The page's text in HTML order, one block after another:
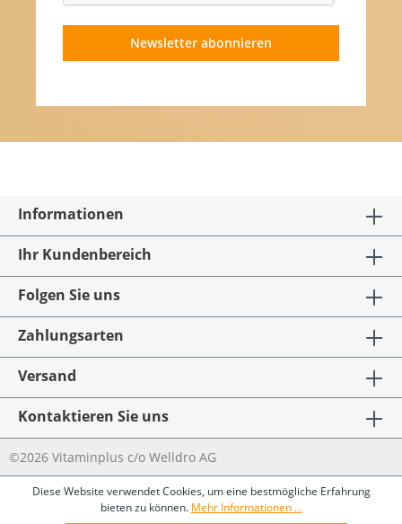
Newsletter abonnieren
Informationen
Ihr Kundenbereich
Folgen Sie uns
Zahlungsarten
Versand
Kontaktieren Sie uns
©2026 Vitaminplus c/o Welldro AG
Diese Website verwendet Cookies, um eine bestmögliche Erfahrung
bieten zu können. Mehr Informationen ...